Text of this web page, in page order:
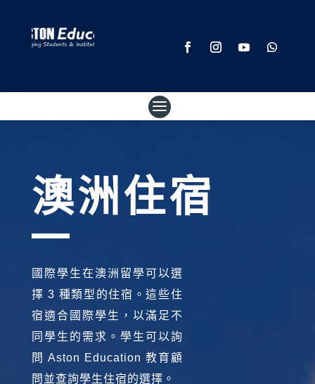
澳洲住宿
國際學生在澳洲留學可以選
擇 3 種類型的住宿。這些住
宿適合國際學生，以滿足不
同學生的需求。學生可以詢
問 Aston Education 教育顧
問並查詢學生住宿的選擇。